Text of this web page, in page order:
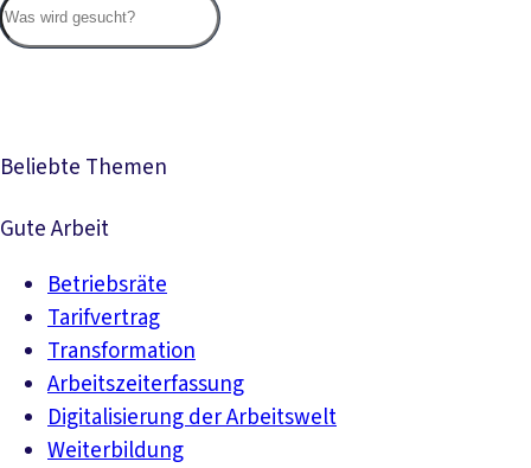
Beliebte Themen
Gute Arbeit
Betriebsräte
Tarifvertrag
Transformation
Arbeitszeiterfassung
Digitalisierung der Arbeitswelt
Weiterbildung